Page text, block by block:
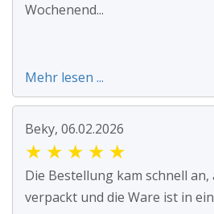
Wochenend...
Mehr lesen ...
Beky, 06.02.2026
★ ★ ★ ★ ★
Die Bestellung kam schnell
verpackt und die Ware ist in